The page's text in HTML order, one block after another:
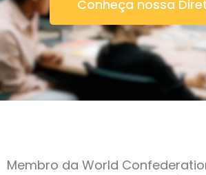
Conheça nossa
Membro da World